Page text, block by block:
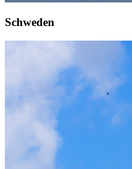
Schweden